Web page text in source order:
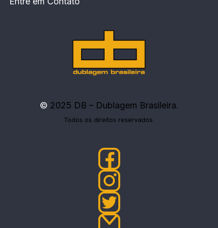
© 2025 DB – Dublagem Brasileira.
Todos os direitos reservados.